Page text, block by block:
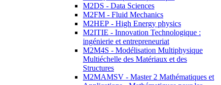
M2DS - Data Sciences
M2FM - Fluid Mechanics
M2HEP - High Energy physics
M2ITIE - Innovation Technologique :
ingénierie et entrepreneuriat
M2M4S - Modélisation Multiphysique
Multiéchelle des Matériaux et des
Structures
M2MAMSV - Master 2 Mathématiques et